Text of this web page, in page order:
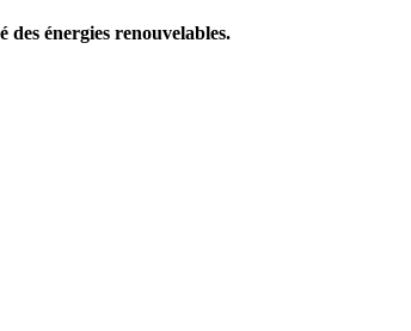
énergies renouvelables.